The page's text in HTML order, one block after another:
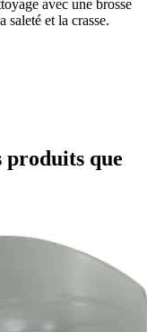
avec une brosse
et la crasse.
produits que